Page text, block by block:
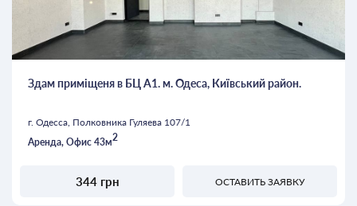
Здам приміщеня в БЦ А1. м. Одеса, Київський район.
г. Одесса, Полковника Гуляева 107/1
Аренда, Офис 43м2
344 грн ОСТАВИТЬ ЗАЯВКУ